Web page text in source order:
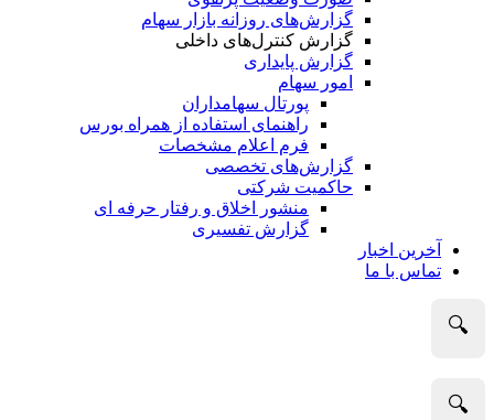
گزارش‌های روزانه بازار سهام
گزارش کنترل‌های داخلی
گزارش پایداری
امور سهام
پورتال سهامداران
راهنمای استفاده از همراه بورس
فرم اعلام مشخصات
گزارش‌های تخصصی
حاکمیت شرکتی
منشور اخلاق و رفتار حرفه­ ای
گزارش تفسیری
آخرین اخبار
تماس با ما
🔍
🔍